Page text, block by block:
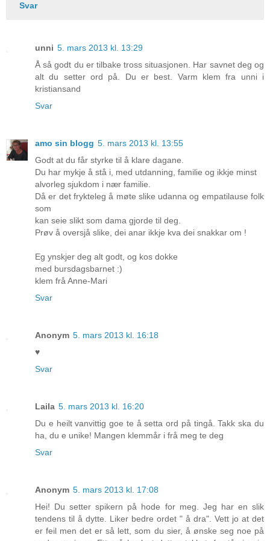
Svar
unni 5. mars 2013 kl. 13:29
Å så godt du er tilbake tross situasjonen. Har savnet deg og
alt du setter ord på. Du er best. Varm klem fra unni i
kristiansand
Svar
amo sin blogg 5. mars 2013 kl. 13:55
Godt at du får styrke til å klare dagane.
Du har mykje å stå i, med utdanning, familie og ikkje minst
alvorleg sjukdom i nær familie.
Då er det frykteleg å møte slike udanna og empatilause folk
som
kan seie slikt som dama gjorde til deg.
Prøv å oversjå slike, dei anar ikkje kva dei snakkar om !
Eg ynskjer deg alt godt, og kos dokke
med bursdagsbarnet :)
klem frå Anne-Mari
Svar
Anonym 5. mars 2013 kl. 16:18
♥
Svar
Laila 5. mars 2013 kl. 16:20
Du e heilt vanvittig goe te å setta ord på tingå. Takk ska du
ha, du e unike! Mangen klemmår i frå meg te deg
Svar
Anonym 5. mars 2013 kl. 17:08
Hei! Du setter spikern på hode for meg. Jeg har en slik
tendens til å dytte. Liker bedre ordet " å dra". Vett jo at det
er feil men det er så lett, som du sier, å ønske seg noe på